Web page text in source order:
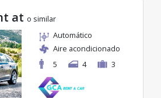
at o similar
Automático
Aire acondicionado
5
4 3